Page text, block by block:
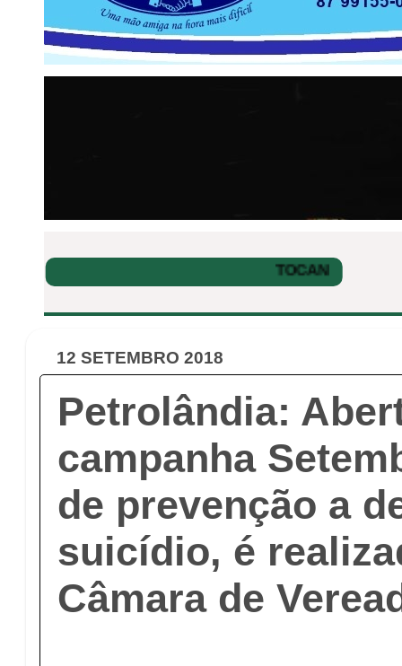
12 SETEMBRO 2018
Petrolândia:
campanha
de prevenção a
suicídio, é
Câmara de